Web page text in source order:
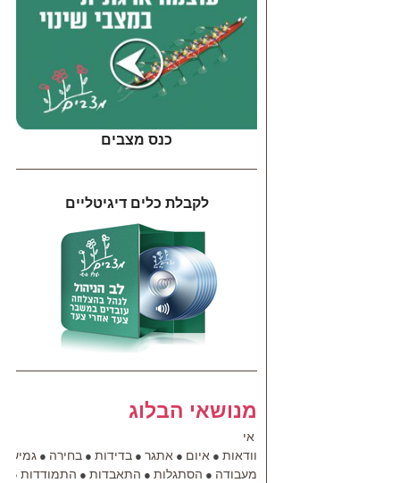
כנס מצבים
לקבלת כלים דיגיטליים
מנושאי הבלוג
אי
וודאות ● איום ● אתגר ● בדידות ● בחירה ●
מעבודה ● הסתגלות ● התאבדות ● התמודדות ●